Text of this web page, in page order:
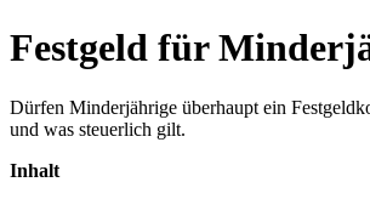
Festgeld für
Dürfen Minderjährige überhaupt ein
und was steuerlich gilt.
Inhalt